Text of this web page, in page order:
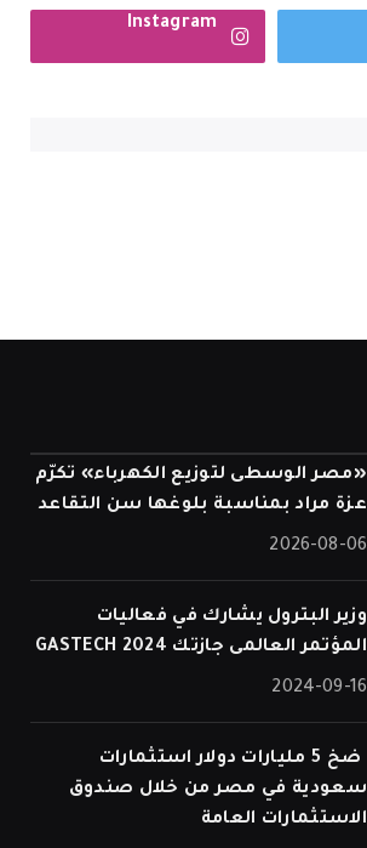
Instagram
«مصر الوسطى لتوزيع الكهرباء» تكرّم
عزة مراد بمناسبة بلوغها سن التقاعد
2026-08-06
وزير البترول يشارك في فعاليات
المؤتمر العالمى جازتك 2024 GASTECH
2024-09-16
⁠ ضخ 5 مليارات دولار استثمارات
سعودية في مصر من خلال صندوق
الاستثمارات العامة